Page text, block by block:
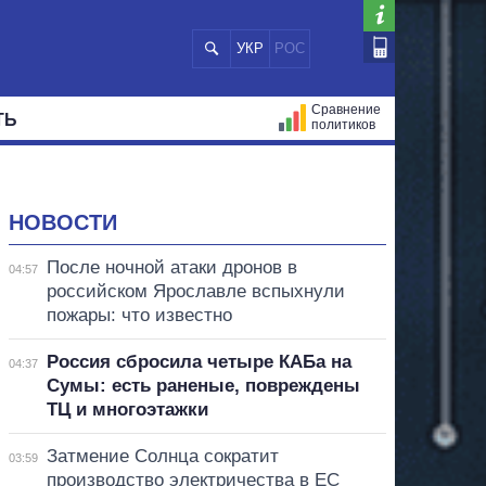
УКР РОС
Сравнение
политиков
НОВОСТИ
04:57
После ночной атаки дронов в
российском Ярославле вспыхнули
пожары: что известно
04:37
Россия сбросила четыре КАБа на
Сумы: есть раненые, повреждены
ТЦ и многоэтажки
03:59
Затмение Солнца сократит
производство электричества в ЕС